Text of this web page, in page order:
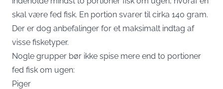
skal være fed fisk. En portion svarer til cirka 140 gram.
Der er dog anbefalinger for et maksimalt indtag af
visse fisketyper.
Nogle grupper bør ikke spise mere end to portioner
fed fisk om ugen:
Piger